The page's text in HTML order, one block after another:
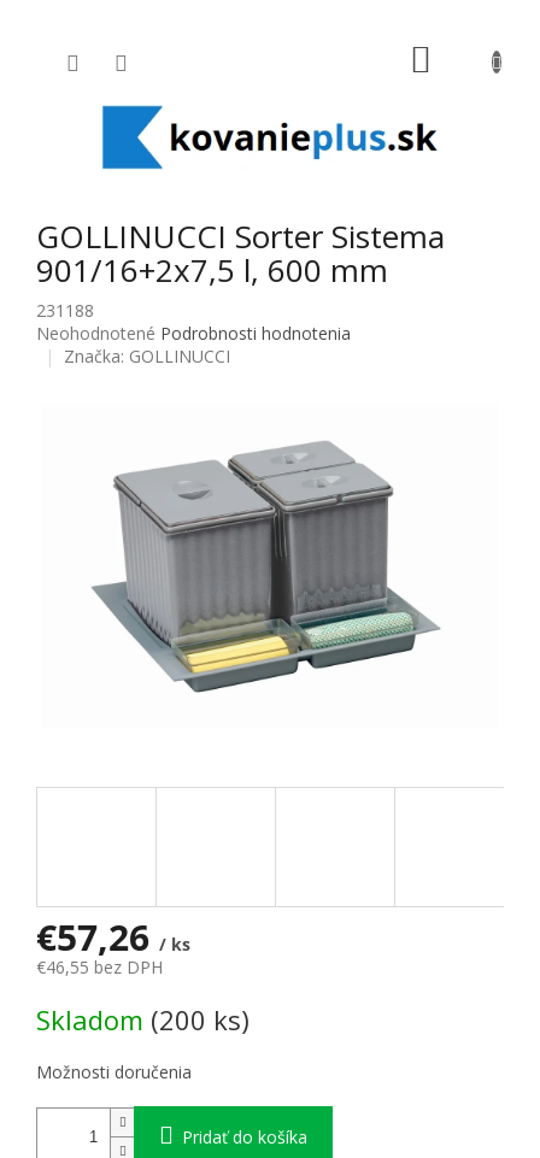
GOLLINUCCI Sorter Sistema
901/16+2x7,5 l, 600 mm
231188
Priemerné hodnotenie produktu je 0,0 z 5 hviezdičiek.
Neohodnotené Podrobnosti hodnotenia
Značka: GOLLINUCCI
€57,26 / ks
€46,55 bez DPH
Skladom (200 ks)
Možnosti doručenia
Pridať do košíka